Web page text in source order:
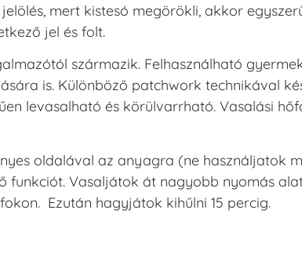
mert kistesó megörökli, akkor
jel és folt.
származik. Felhasználható
is. Különböző patchwork technikával
levasalható és körülvarrható. Vasalási
oldalával az anyagra (ne használjatok
Vasaljátok át nagyobb nyomás
Ezután hagyjátok kihűlni 15 percig.